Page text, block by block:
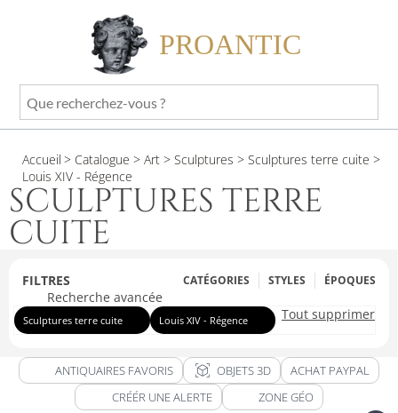
PROANTIC
Que
recherchez-
?
Accueil > Catalogue > Art > Sculptures > Sculptures terre cuite >
Louis XIV - Régence
SCULPTURES TERRE
CUITE
FILTRES CATÉGORIES STYLES ÉPOQUES
Recherche avancée
Tout supprimer
Sculptures terre cuite Louis XIV - Régence
ANTIQUAIRES FAVORIS view_in_ar OBJETS 3D
ACHAT PAYPAL
CRÉÉR UNE ALERTE
ZONE GÉO